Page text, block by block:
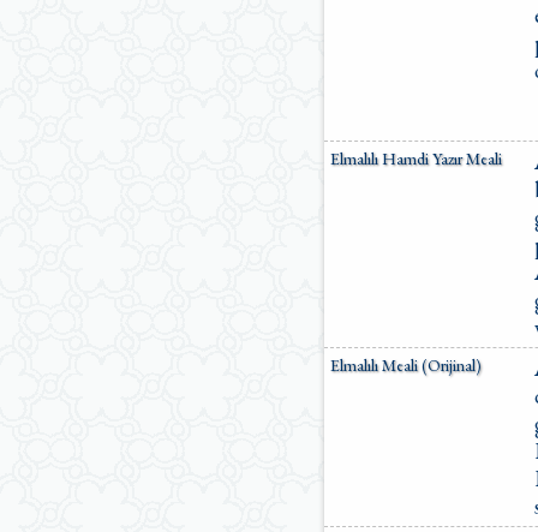
Elmalılı Hamdi Yazır Meali
Elmalılı Meali (Orijinal)